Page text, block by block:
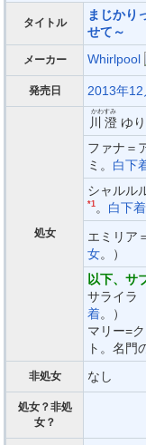
タイトル
まじかり
せて～
メーカー Whirlpool
発売日 2013年12
処女
川澄
かわすみ
ゆ
ファナ＝
ミ。 白下
シャルル
*1 。 白下着
エミリア
女。）
以下、サ
サライラ
着。）
マリー=
ト。名門
非処女 なし
処女？非処
女？